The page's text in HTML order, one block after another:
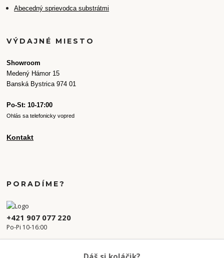
Abecedný sprievodca substrátmi
VÝDAJNÉ MIESTO
Showroom
Medený Hámor 15
Banská Bystrica 974 01
Po-St: 10-17:00
Ohlás sa telefonicky vopred
Kontakt
PORADÍME?
+421 907 077 220
Po-Pi 10-16:00